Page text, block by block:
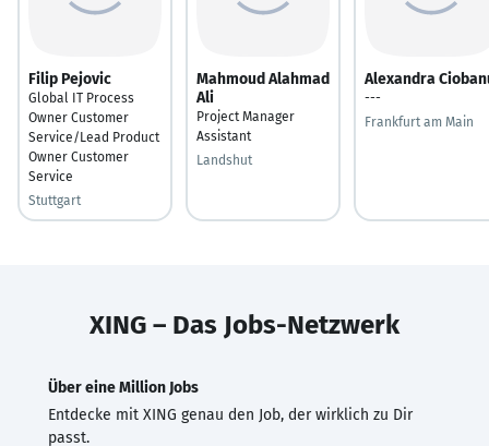
Filip Pejovic
Global IT Process
Owner Customer
Service/Lead Product
Owner Customer
Service
Stuttgart
Mahmoud Alahmad
Ali
Project Manager
Assistant
Landshut
Alexandra
---
Frankfurt am Main
XING – Das Jobs-Netzwerk
Über eine Million Jobs
Entdecke mit XING genau den Job, der wirklich zu Dir
passt.